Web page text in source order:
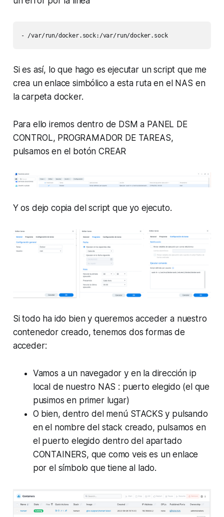
- /var/run/docker.sock:/var/run/docker.sock
Si es así, lo que hago es ejecutar un script que me
crea un enlace simbólico a esta ruta en el NAS en
la carpeta docker.
Para ello iremos dentro de DSM a PANEL DE
CONTROL, PROGRAMADOR DE TAREAS,
pulsamos en el botón CREAR
Y os dejo copia del script que yo ejecuto.
Si todo ha ido bien y queremos acceder a nuestro
contenedor creado, tenemos dos formas de
acceder:
Vamos a un navegador y en la dirección ip
local de nuestro NAS : puerto elegido (el que
pusimos en primer lugar)
O bien, dentro del menú STACKS y pulsando
en el nombre del stack creado, pulsamos en
el puerto elegido dentro del apartado
CONTAINERS, que como veis es un enlace
por el símbolo que tiene al lado.